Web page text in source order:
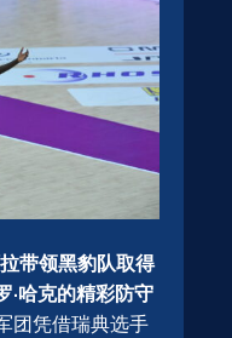
带领黑豹队取得
·哈克的精彩防守
团凭借瑞典选手